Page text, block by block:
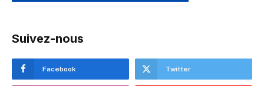
Suivez-nous
Facebook Twitter